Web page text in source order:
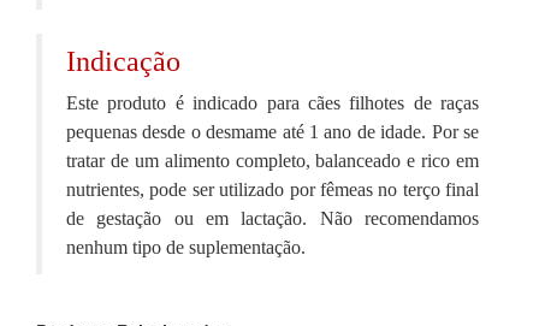
Indicação
Este produto é indicado para cães filhotes de raças
pequenas desde o desmame até 1 ano de idade. Por se
tratar de um alimento completo, balanceado e rico em
nutrientes, pode ser utilizado por fêmeas no terço final
de gestação ou em lactação. Não recomendamos
nenhum tipo de suplementação.